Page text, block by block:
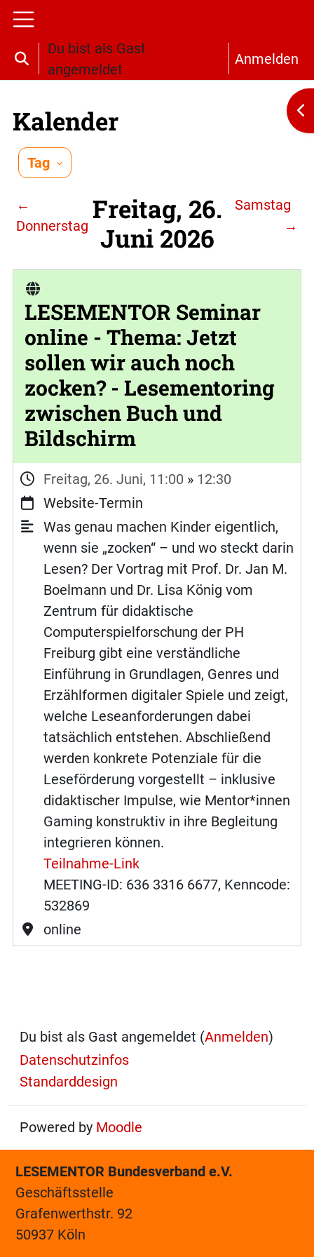
Zum Hauptinhalt
Website-Übersicht
Sucheingabe umschalten
Du bist als Gast
angemeldet
Anmelden
Kalender
Tag
←
Donnerstag
Freitag, 26.
Juni 2026
Samstag
→
LESEMENTOR Seminar
online - Thema: Jetzt
sollen wir auch noch
zocken? - Lesementoring
zwischen Buch und
Bildschirm
Freitag, 26. Juni, 11:00 » 12:30
Website-Termin
Was genau machen Kinder eigentlich,
wenn sie „zocken“ – und wo steckt darin
Lesen? Der Vortrag mit Prof. Dr. Jan M.
Boelmann und Dr. Lisa König vom
Zentrum für didaktische
Computerspielforschung der PH
Freiburg gibt eine verständliche
Einführung in Grundlagen, Genres und
Erzählformen digitaler Spiele und zeigt,
welche Leseanforderungen dabei
tatsächlich entstehen. Abschließend
werden konkrete Potenziale für die
Leseförderung vorgestellt – inklusive
didaktischer Impulse, wie Mentor*innen
Gaming konstruktiv in ihre Begleitung
integrieren können.
Teilnahme-Link
MEETING-ID: 636 3316 6677, Kenncode:
532869
online
Du bist als Gast angemeldet (Anmelden)
Datenschutzinfos
Standarddesign
Powered by Moodle
LESEMENTOR Bundesverband e.V.
Geschäftsstelle
Grafenwerthstr. 92
50937 Köln